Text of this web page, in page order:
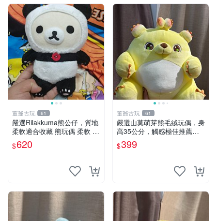
董爺古玩 61
嚴選Rilakkuma熊公仔，質地
柔軟適合收藏 熊玩偶 柔軟 公
仔 收藏
$620
董爺古玩 61
嚴選山莫萌芽熊毛絨玩偶，身
高35公分，觸感極佳推薦收
藏 萌芽熊 毛絨玩偶 串珠玩偶
$399